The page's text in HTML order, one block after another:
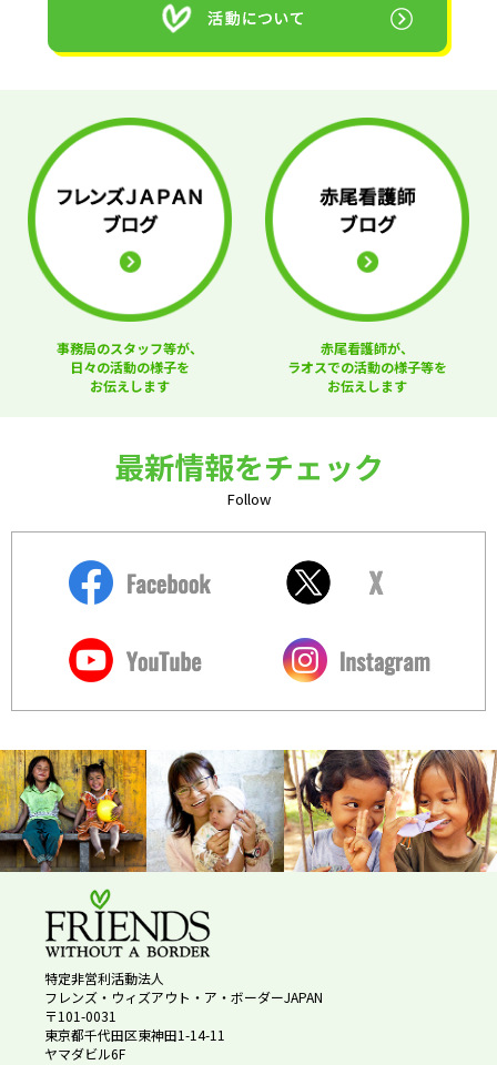
事務局のスタッフ等が、
日々の活動の様子を
お伝えします
赤尾看護師が、
ラオスでの活動の様子等を
お伝えします
最新情報をチェック
Follow
特定非営利活動法人
フレンズ・ウィズアウト・ア・ボーダーJAPAN
〒101-0031
東京都千代田区東神田1-14-11
ヤマダビル6F